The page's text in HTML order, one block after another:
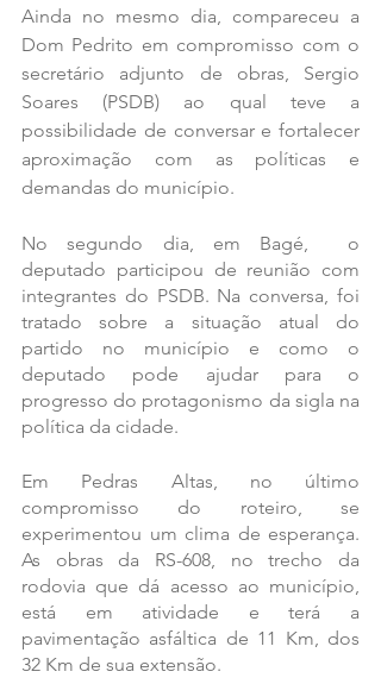
Ainda no mesmo dia, compareceu a
Dom Pedrito em compromisso com o
secretário adjunto de obras, Sergio
Soares (PSDB) ao qual teve a
possibilidade de conversar e fortalecer
aproximação com as políticas e
demandas do município.
No segundo dia, em Bagé,  o
deputado participou de reunião com
integrantes do PSDB. Na conversa, foi
tratado sobre a situação atual do
partido no município e como o
deputado pode ajudar para o
progresso do protagonismo da sigla na
política da cidade.
Em Pedras Altas, no último
compromisso do roteiro, se
experimentou um clima de esperança.
As obras da RS-608, no trecho da
rodovia que dá acesso ao município,
está em atividade e terá a
pavimentação asfáltica de 11 Km, dos
32 Km de sua extensão.